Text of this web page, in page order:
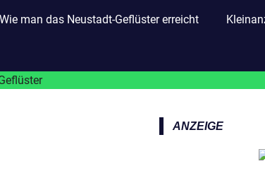
Wie man das Neustadt-Geflüster erreicht
ANZEIGE